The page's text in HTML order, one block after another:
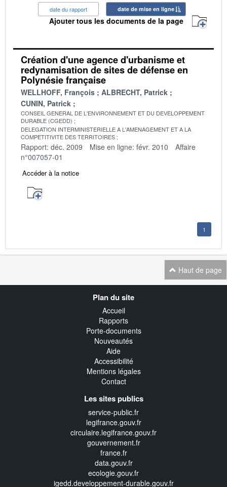
date du rapport date de mise en ligne
Ajouter tous les documents de la page
Création d'une agence d'urbanisme et
redynamisation de sites de défense en
Polynésie française
WELLHOFF, François
ALBRECHT, Patrick
CUNIN, Patrick
CONSEIL GENERAL DE L'ENVIRONNEMENT ET DU DEVELOPPEMENT
DURABLE (CGEDD)
DELEGATION INTERMINISTERIELLE A L'AMENAGEMENT ET A LA
COMPETITIVITE DES TERRITOIRES
Rapport: déc. 2009 Mise en ligne: févr. 2010
Affaire
n°007057-01
Accéder à la notice
1
Haut de page
Plan du site
Accueil
Rapports
Porte-documents
Nouveautés
Aide
Accessibilité
Mentions légales
Contact
Les sites publics
service-public.fr
legifrance.gouv.fr
circulaire.legifrance.gouv.fr
gouvernement.fr
france.fr
data.gouv.fr
ecologie.gouv.fr
igedd.developpement-durable.gouv.fr